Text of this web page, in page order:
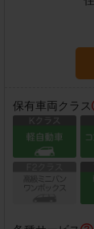
保有車両クラス